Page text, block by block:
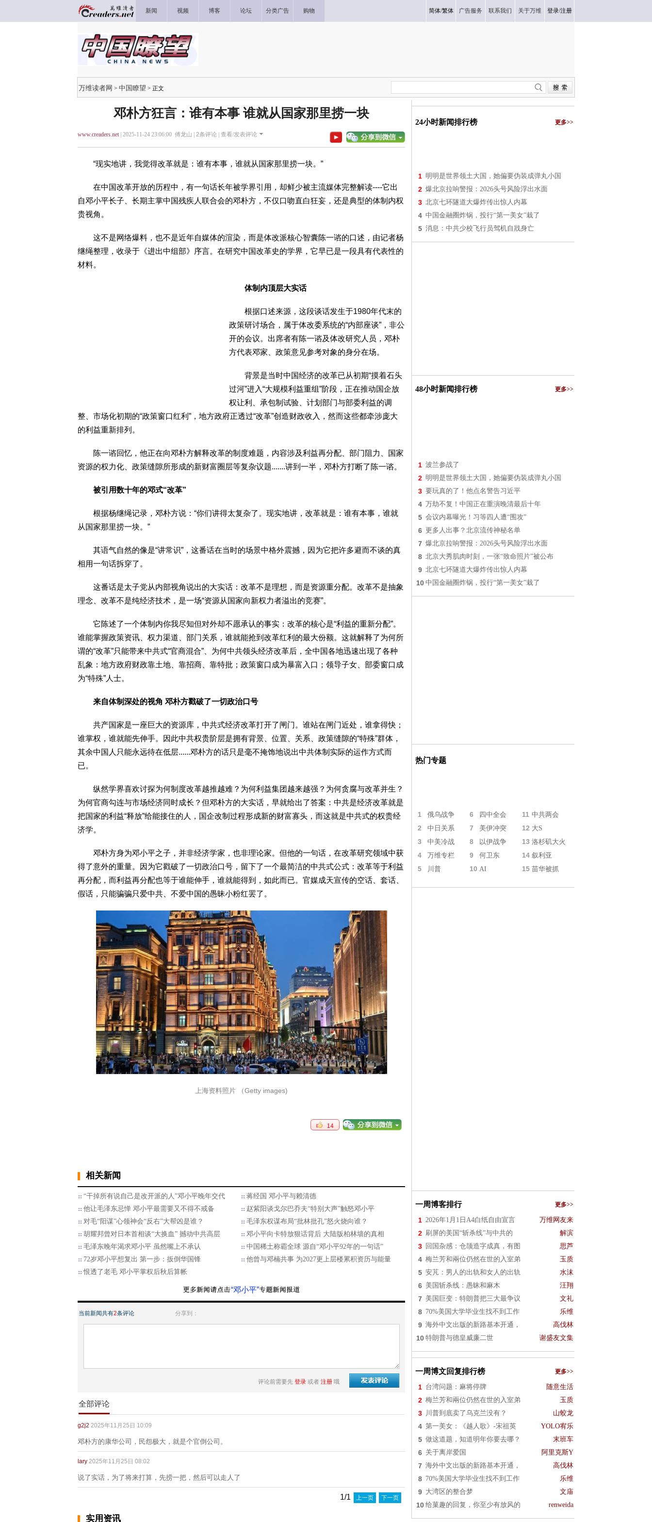
新闻 视频 博客 论坛 分类广告 购物 简体/繁体 广告服务 联系我们 关于万维 登录/注册
万维读者网 > 中国瞭望 > 正文
邓朴方狂言：谁有本事 谁就从国家那里捞一块
www.creaders.net| 2025-11-24 23:06:00 傅龙山 | 2条评论 | 查看/发表评论
“现实地讲，我觉得改革就是：谁有本事，谁就从国家那里捞一块。”
在中国改革开放的历程中，有一句话长年被学界引用，却鲜少被主流媒体完整解读----它出
自邓小平长子、长期主掌中国残疾人联合会的邓朴方，不仅口吻直白狂妄，还是典型的体制内权
贵视角。
这不是网络爆料，也不是近年自媒体的渲染，而是体改派核心智囊陈一谘的口述，由记者杨
继绳整理，收录于《进出中组部》序言。在研究中国改革史的学界，它早已是一段具有代表性的
材料。
体制内顶层大实话
根据口述来源，这段谈话发生于1980年代末的
政策研讨场合，属于体改委系统的“内部座谈”，非公
开的会议。出席者有陈一谘及体改研究人员，邓朴
方代表邓家、政策意见参考对象的身分在场。
背景是当时中国经济的改革已从初期“摸着石头
过河”进入“大规模利益重组”阶段，正在推动国企放
权让利、承包制试验、计划部门与部委利益的调
整、市场化初期的“政策窗口红利”，地方政府正透过“改革”创造财政收入，然而这些都牵涉庞大
的利益重新排列。
陈一谘回忆，他正在向邓朴方解释改革的制度难题，内容涉及利益再分配、部门阻力、国家
资源的权力化、政策缝隙所形成的新财富圈层等复杂议题.......讲到一半，邓朴方打断了陈一谘。
被引用数十年的邓式“改革”
根据杨继绳记录，邓朴方说：“你们讲得太复杂了。现实地讲，改革就是：谁有本事，谁就
从国家那里捞一块。”
其语气自然的像是“讲常识”，这番话在当时的场景中格外震撼，因为它把许多避而不谈的真
相用一句话拆穿了。
这番话是太子党从内部视角说出的大实话：改革不是理想，而是资源重分配。改革不是抽象
理念、改革不是纯经济技术，是一场“资源从国家向新权力者溢出的竞赛”。
它陈述了一个体制内你我尽知但对外却不愿承认的事实：改革的核心是“利益的重新分配”。
谁能掌握政策资讯、权力渠道、部门关系，谁就能抢到改革红利的最大份额。这就解释了为何所
谓的“改革”只能带来中共式“官商混合”、为何中共领头经济改革后，全中国各地迅速出现了各种
乱象：地方政府财政靠土地、靠招商、靠特批；政策窗口成为暴富入口；领导子女、部委窗口成
为“特殊”人士。
来自体制深处的视角 邓朴方戳破了一切政治口号
共产国家是一座巨大的资源库，中共式经济改革打开了闸门。谁站在闸门近处，谁拿得快；
谁掌权，谁就能先伸手。因此中共权贵阶层是拥有背景、位置、关系、政策缝隙的“特殊”群体，
其余中国人只能永远待在低层......邓朴方的话只是毫不掩饰地说出中共体制实际的运作方式而
已。
纵然学界喜欢讨探为何制度改革越推越难？为何利益集团越来越强？为何贪腐与改革并生？
为何官商勾连与市场经济同时成长？但邓朴方的大实话，早就给出了答案：中共是经济改革就是
把国家的利益“释放”给能接住的人，国企改制过程形成新的财富寡头，而这就是中共式的权贵经
济学。
邓朴方身为邓小平之子，并非经济学家，也非理论家。但他的一句话，在改革研究领域中获
得了意外的重量。因为它戳破了一切政治口号，留下了一个最简洁的中共式公式：改革等于利益
再分配，而利益再分配也等于谁能伸手，谁就能得到，如此而已。官媒成天宣传的空话、套话、
假话，只能骗骗只爱中共、不爱中国的愚昧小粉红罢了。
上海资料照片 （Getty images)
14
相关新闻
“干掉所有说自己是改开派的人”邓小平晚年交代
蒋经国 邓小平与赖清德
他让毛泽东忌惮 邓小平最需要又不得不戒备
赵紫阳谈戈尔巴乔夫“特别大声”触怒邓小平
对毛“阳谋”心领神会“反右”大帮凶是谁？
毛泽东权谋布局“批林批孔”怒火烧向谁？
胡耀邦曾对日本首相谈“大换血” 撼动中共高层
邓小平向卡特放狠话背后 大陆版柏林墙的真相
毛泽东晚年渴求邓小平 虽然嘴上不承认
中国稀土称霸全球 源自“邓小平92年的一句话”
72岁邓小平想复出 第一步：扳倒华国锋
他曾与邓楠共事 为2027更上层楼累积资历与能量
恨透了老毛 邓小平掌权后秋后算帐
“邓小平”
当前新闻共有2条评论 分享到：
评论前需要先 登录 或者 注册 哦
全部评论
g2j2 2025年11月25日 10:09
邓朴方的康华公司，民怨极大，就是个官倒公司。
lary 2025年11月25日 08:02
说了实话，为了将来打算，先捞一把，然后可以走人了
1/1 上一页 下一页
实用资讯
24小时新闻排行榜 更多>>
1 明明是世界领土大国，她偏要伪装成弹丸小国
2 爆北京拉响警报：2026头号风险浮出水面
3 北京七环隧道大爆炸传出惊人内幕
4 中国金融圈炸锅，投行“第一美女”栽了
5 消息：中共少校飞行员驾机自戕身亡
48小时新闻排行榜 更多>>
1 波兰参战了
2 明明是世界领土大国，她偏要伪装成弹丸小国
3 要玩真的了！他点名警告习近平
4 万劫不复！中国正在重演晚清最后十年
5 会议内幕曝光！习等四人遭“围攻”
6 更多人出事？北京流传神秘名单
7 爆北京拉响警报：2026头号风险浮出水面
8 北京大秀肌肉时刻，一张“致命照片”被公布
9 北京七环隧道大爆炸传出惊人内幕
10 中国金融圈炸锅，投行“第一美女”栽了
热门专题
1 俄乌战争 6 四中全会 11 中共两会
2 中日关系 7 美伊冲突 12 大S
3 中美冷战 8 以伊战争 13 洛杉矶大火
4 万维专栏 9 何卫东 14 叙利亚
5 川普 10 AI 15 苗华被抓
一周博客排行 更多>>
1 2026年1月1日A4白纸自由宣言 万维网友来
2 刷屏的美国“斩杀线”与中共的 解滨
3 回国杂感：仓颉造字成真，有图 思芦
4 梅兰芳和兩位仍然在世的入室弟 玉质
5 安芃：男人的出轨和女人的出轨 水沫
6 美国斩杀线：愚昧和麻木 汪翔
7 美国巨变：特朗普把三大最争议 文礼
8 70%美国大学毕业生找不到工作 乐维
9 海外中文出版的新路基本开通， 高伐林
10 特朗普与德皇威廉二世 谢盛友文集
一周博文回复排行榜 更多>>
1 台湾问题：麻将停牌 随意生活
2 梅兰芳和兩位仍然在世的入室弟 玉质
3 川普到底卖了乌克兰没有？ 山蛟龙
4 第一美女：《越人歌》-宋祖英 YOLO宥乐
5 做这道题，知道明年你要去哪？ 末班车
6 关于离岸爱国 阿里克斯Y
7 海外中文出版的新路基本开通， 高伐林
8 70%美国大学毕业生找不到工作 乐维
9 大湾区的整合梦 文庙
10 给菓趣的回复，你至少有放风的 renweida